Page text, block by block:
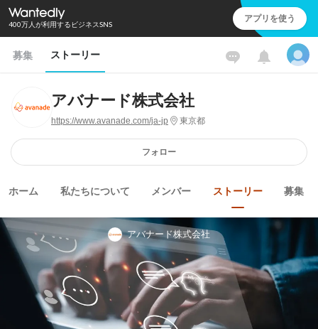
400万人が利用するビジネスSNS アプリを使う
募集 ストーリー
アバナード株式会社
https://www.avanade.com/ja-jp 東京都
フォロー
ホーム 私たちについて メンバー ストーリー 募集
アバナード株式会社